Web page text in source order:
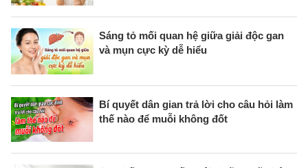
Sáng tỏ mối quan hệ giữa giải độc gan
và mụn cực kỳ dễ hiểu
Bí quyết dân gian trả lời cho câu hỏi làm
thế nào để muỗi không đốt